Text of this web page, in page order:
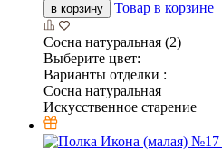
в корзину Товар в корзине
Сосна натуральная (2)
Выберите цвет:
Варианты отделки :
Сосна натуральная
Искусственное старение